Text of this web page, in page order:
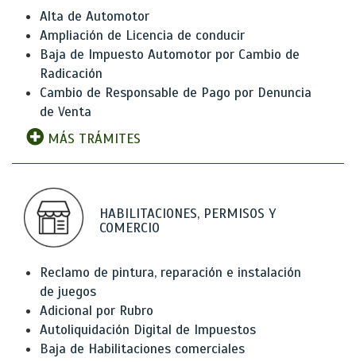
Alta de Automotor
Ampliación de Licencia de conducir
Baja de Impuesto Automotor por Cambio de
Radicación
Cambio de Responsable de Pago por Denuncia
de Venta
MÁS TRÁMITES
HABILITACIONES, PERMISOS Y
COMERCIO
Reclamo de pintura, reparación e instalación
de juegos
Adicional por Rubro
Autoliquidación Digital de Impuestos
Baja de Habilitaciones comerciales